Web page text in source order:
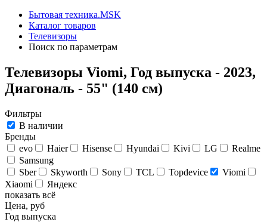
Бытовая техника.MSK
Каталог товаров
Телевизоры
Поиск по параметрам
Телевизоры Viomi, Год выпуска - 2023,
Диагональ - 55" (140 см)
Фильтры
В наличии
Бренды
evo
Haier Hisense Hyundai Kivi LG
Realme
Samsung
Sber
Skyworth Sony TCL Topdevice
Viomi
Xiaomi
Яндекс
показать всё
Цена, руб
Год выпуска